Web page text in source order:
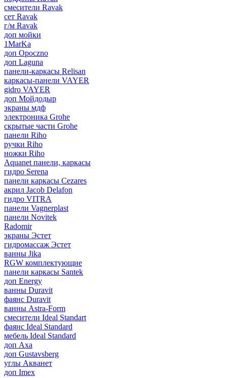
смесители Ravak
сет Ravak
г/м Ravak
доп мойки
1MarKa
доп Opoczno
доп Laguna
панели-каркасы Relisan
каркасы-панели VAYER
gidro VAYER
доп Мойдодыр
экраны мдф
электроника Grohe
скрытые части Grohe
панели Riho
ручки Riho
ножки Riho
Aquanet панели, каркасы
гидро Serena
панели каркасы Cezares
акрил Jacob Delafon
гидро VITRA
панели Vagnerplast
панели Novitek
Radomir
экраны Эстет
гидромассаж Эстет
ванны Jika
RGW комплектующие
панели каркасы Santek
доп Energy
ванны Duravit
фаянс Duravit
ванны Astra-Form
смесители Ideal Standart
фаянс Ideal Standard
мебель Ideal Standard
доп Axa
доп Gustavsberg
углы Акванет
доп Imex